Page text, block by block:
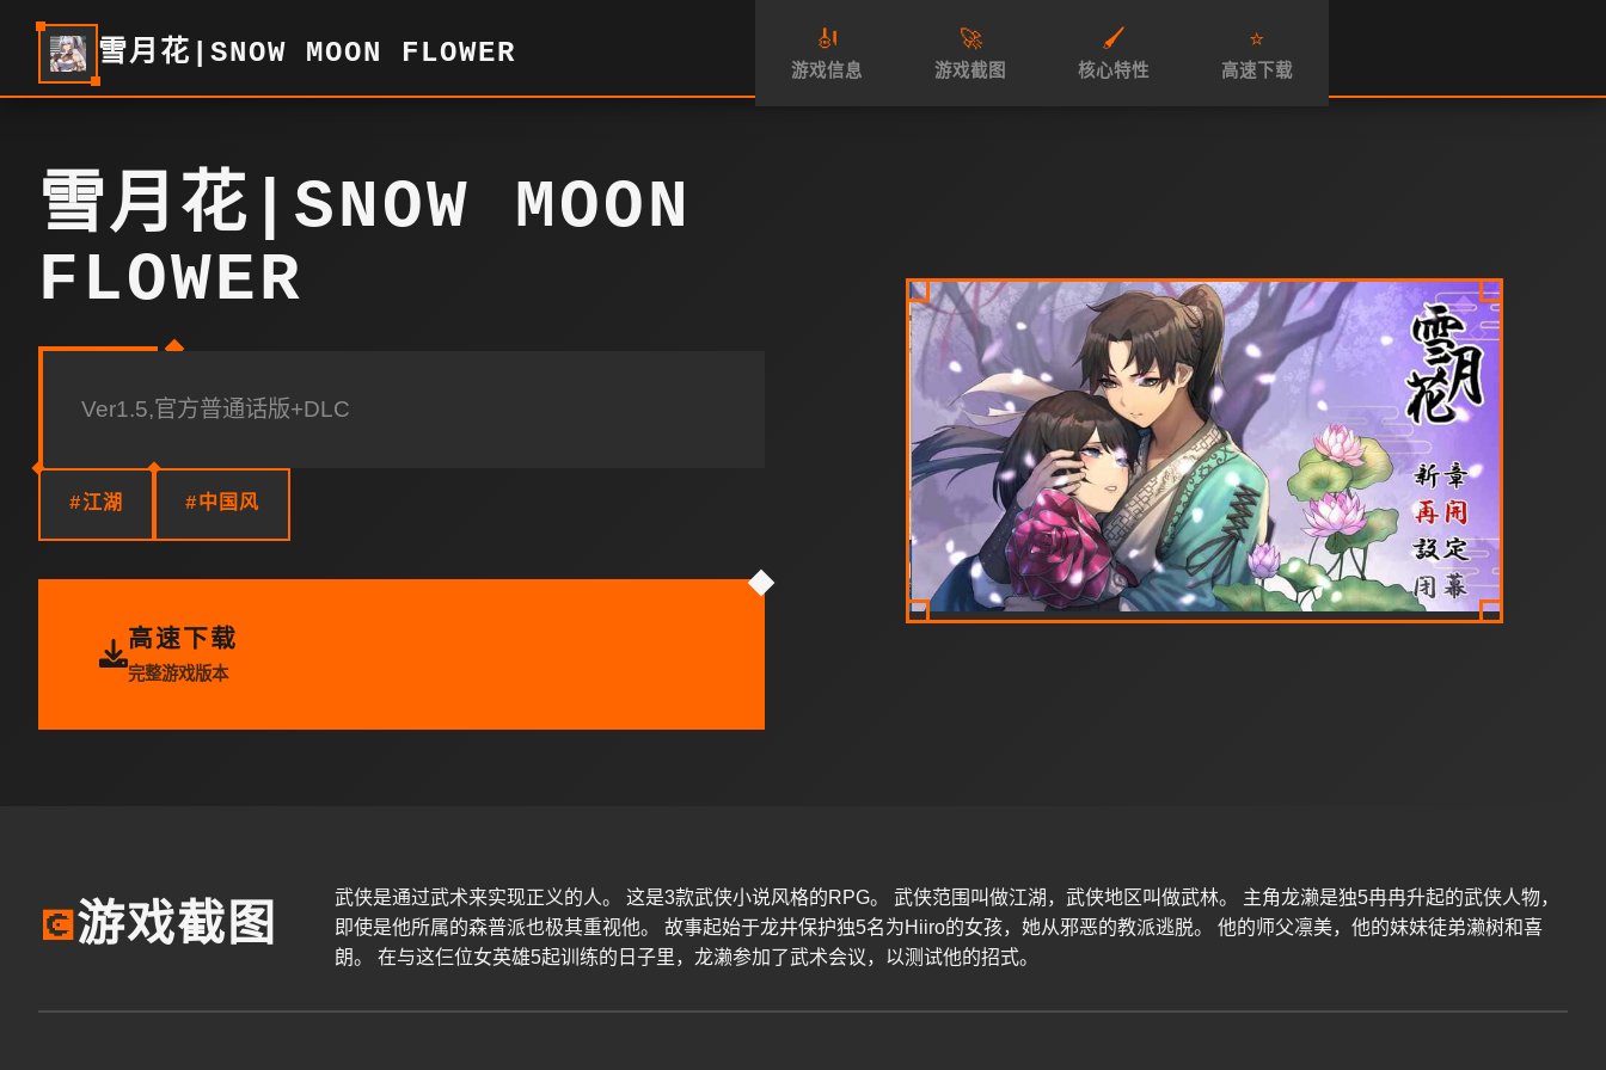
雪月花|SNOW MOON FLOWER 🎻
游戏信息
🚀
游戏截图
🖌️
核心特性
⭐
高速下载
雪月花|SNOW MOON
FLOWER
Ver1.5,官方普通话版+DLC
#江湖 #中国风
高速下载
完整游戏版本
💽游戏截图
武侠是通过武术来实现正义的人。 这是3款武侠小说风格的RPG。 武侠范围叫做江湖，武侠地区叫做武林。 主角龙濑是独5冉冉升起的武侠人物，
即使是他所属的森普派也极其重视他。 故事起始于龙井保护独5名为Hiiro的女孩，她从邪恶的教派逃脱。 他的师父凛美，他的妹妹徒弟濑树和喜
朗。 在与这仨位女英雄5起训练的日子里，龙濑参加了武术会议，以测试他的招式。